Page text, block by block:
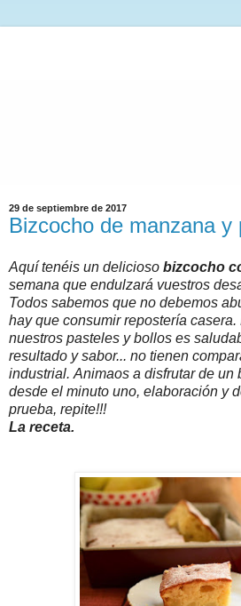
29 de septiembre de 2017
Bizcocho de manzana y
Aquí tenéis un delicioso bizcocho
semana que endulzará vuestros
Todos sabemos que no debemos
hay que consumir repostería
nuestros pasteles y bollos es
resultado y sabor... no tienen
industrial. Animaos a disfrutar de un
desde el minuto uno, elaboración y
prueba, repite!!!
La receta.